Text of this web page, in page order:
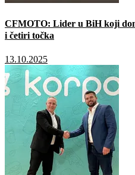
CFMOTO: Lider u BiH koji
i četiri točka
13.10.2025